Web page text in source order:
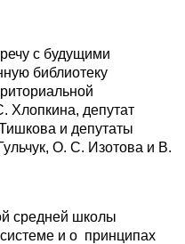
с будущими
библиотеку
Хлопкина, депутат
и депутаты
О. С. Изотова и В.
средней школы
и о принципах